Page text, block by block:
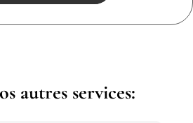
autres services: